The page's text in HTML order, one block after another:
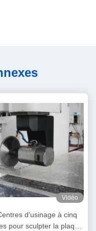
Vidéo
d'usinage à cinq
pour sculpter la plaque